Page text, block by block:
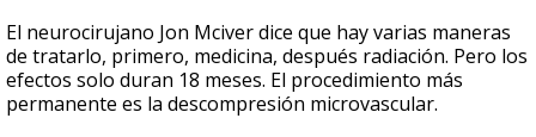
El neurocirujano Jon Mciver dice que hay varias maneras
de tratarlo, primero, medicina, después radiación. Pero los
efectos solo duran 18 meses. El procedimiento más
permanente es la descompresión microvascular.